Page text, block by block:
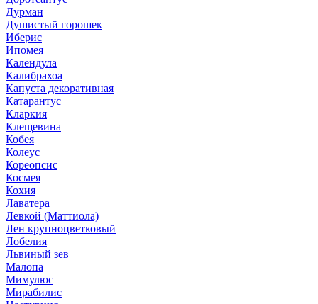
Дурман
Душистый горошек
Иберис
Ипомея
Календула
Калибрахоа
Капуста декоративная
Катарантус
Кларкия
Клещевина
Кобея
Колеус
Кореопсис
Космея
Кохия
Лаватера
Левкой (Маттиола)
Лен крупноцветковый
Лобелия
Львиный зев
Малопа
Мимулюс
Мирабилис